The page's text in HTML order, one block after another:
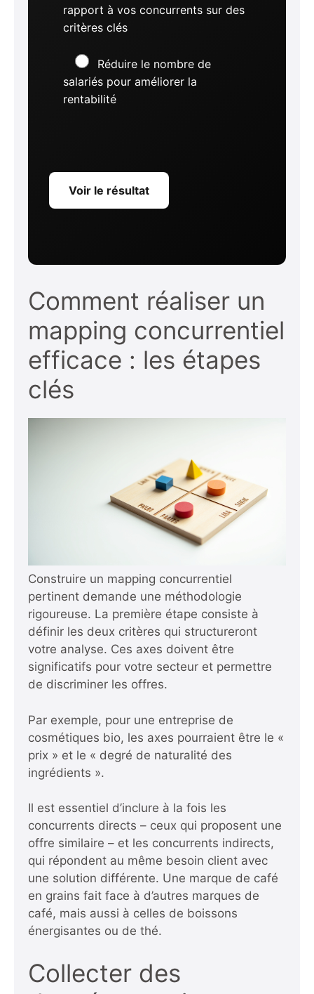
rapport à vos concurrents sur des
critères clés
Réduire le nombre de
salariés pour améliorer la
rentabilité
Voir le résultat
Comment réaliser un
mapping concurrentiel
efficace : les étapes
clés
Construire un mapping concurrentiel
pertinent demande une méthodologie
rigoureuse. La première étape consiste à
définir les deux critères qui structureront
votre analyse. Ces axes doivent être
significatifs pour votre secteur et permettre
de discriminer les offres.
Par exemple, pour une entreprise de
cosmétiques bio, les axes pourraient être le «
prix » et le « degré de naturalité des
ingrédients ».
Il est essentiel d’inclure à la fois les
concurrents directs – ceux qui proposent une
offre similaire – et les concurrents indirects,
qui répondent au même besoin client avec
une solution différente. Une marque de café
en grains fait face à d’autres marques de
café, mais aussi à celles de boissons
énergisantes ou de thé.
Collecter des